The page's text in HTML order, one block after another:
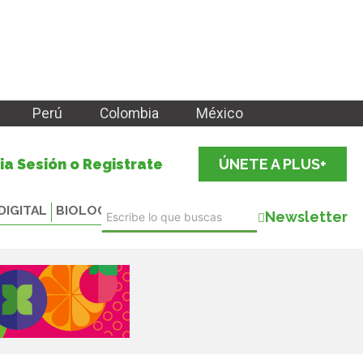
Perú Colombia México
Sesión o Registrate ÚNETE A PLUS+
BIOLOGICALS Newsletter